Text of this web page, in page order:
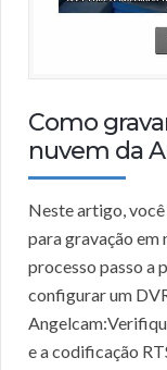
Como
nuvem da
Neste artigo,
para gravação em
processo passo a
configurar um
e a codificação